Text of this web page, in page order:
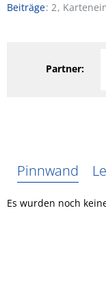
Beiträge 2
Partner:
Pinnwand
Es wurden noch